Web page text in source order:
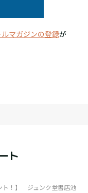
ルマガジンの登録が
ト
ト！】 ジュンク堂書店池